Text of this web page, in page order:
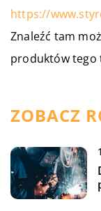
https://
Znaleźć tam
produktów tego
ZOBACZ